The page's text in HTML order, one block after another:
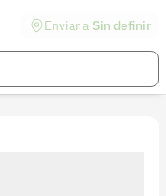
Enviar a Sin definir